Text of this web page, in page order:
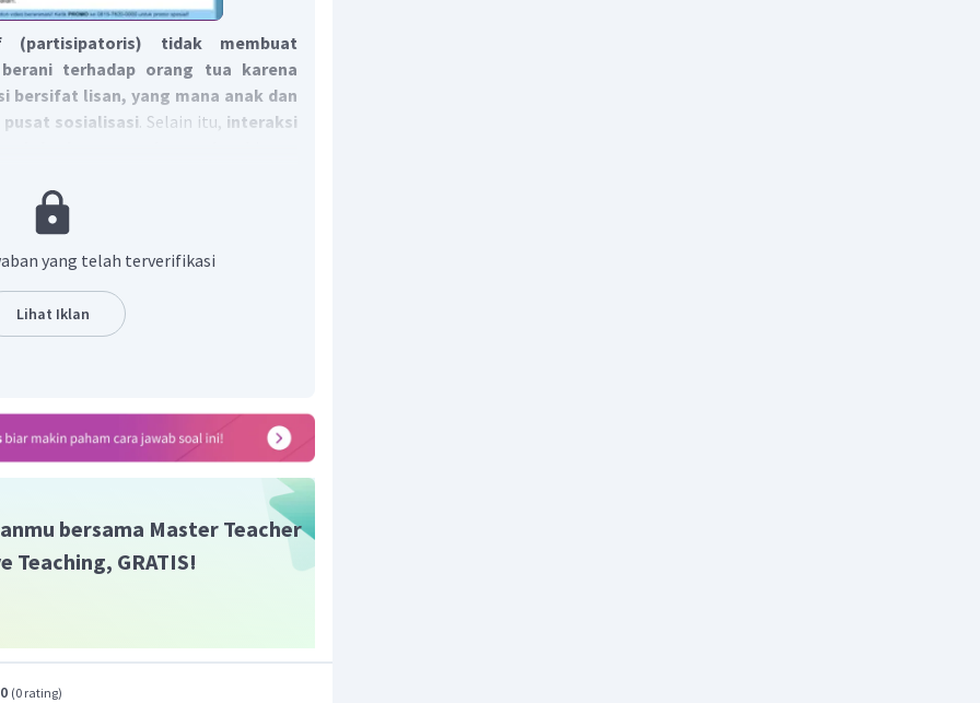
(partisipatoris)
tidak membuat
terhadap orang tua karena
bersifat lisan, yang mana anak dan
sosialisasi. Selain itu, interaksi
orang tua.
represif ditandai dengan
tua, sehingga anak harus
keinginan orang tua
salah dan alasan benar.
adalah D.
yang telah terverifikasi
Lihat Iklan
bersama Master Teacher
Teaching, GRATIS!
(0 rating)